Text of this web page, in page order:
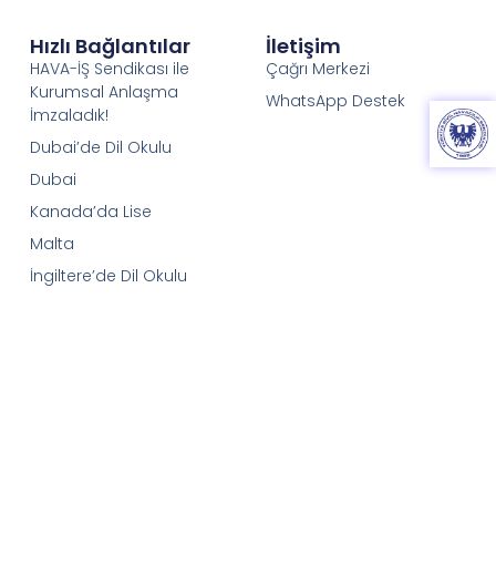
Hızlı Bağlantılar
HAVA-İŞ Sendikası ile
Kurumsal Anlaşma
İmzaladık!
Dubai’de Dil Okulu
Dubai
Kanada’da Lise
Malta
İngiltere’de Dil Okulu
İletişim
Çağrı Merkezi
WhatsApp Destek